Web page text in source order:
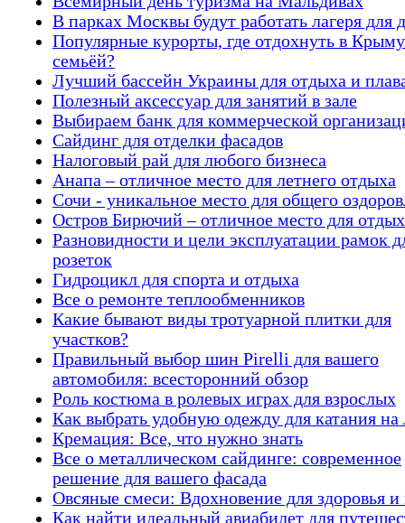
В парках Москвы будут работать лагеря для
Популярные курорты, где отдохнуть в
семьёй?
Лучший бассейн Украины для отдыха и
Полезный аксессуар для занятий в зале
Выбираем банк для коммерческой
Сайдинг для отделки фасадов
Налоговый рай для любого бизнеса
Анапа – отличное место для летнего отдыха
Сочи - уникальное место для общего
Остров Бирючий – отличное место для
Разновидности и цели эксплуатации рамок
розеток
Гидроцикл для спорта и отдыха
Все о ремонте теплообменников
Какие бывают виды тротуарной плитки для
участков?
Правильный выбор шин Pirelli для вашего
автомобиля: всесторонний обзор
Роль костюма в ролевых играх для взрослых
Как выбрать удобную одежду для катания на
Кремация: Все, что нужно знать
Все о металлическом сайдинге: современное
решение для вашего фасада
Овсяные смеси: Вдохновение для здоровья и
Как найти идеальный авиабилет для